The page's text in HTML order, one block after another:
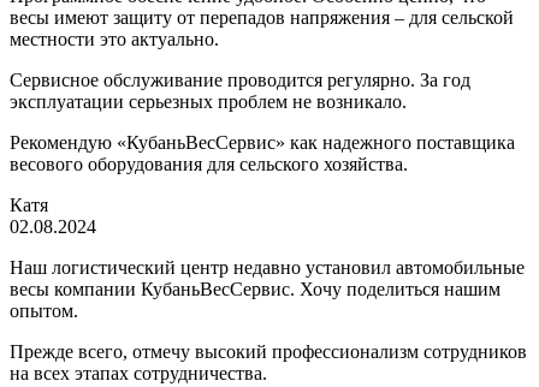
весы имеют защиту от перепадов напряжения – для сельской
местности это актуально.
Сервисное обслуживание проводится регулярно. За год
эксплуатации серьезных проблем не возникало.
Рекомендую «КубаньВесСервис» как надежного поставщика
весового оборудования для сельского хозяйства.
Катя
02.08.2024
Наш логистический центр недавно установил автомобильные
весы компании КубаньВесСервис. Хочу поделиться нашим
опытом.
Прежде всего, отмечу высокий профессионализм сотрудников
на всех этапах сотрудничества.